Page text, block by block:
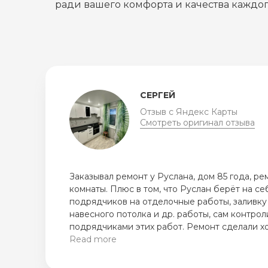
ради вашего комфорта и качества
ЛИДИЯ
Отзыв с Яндекс Карты
Смотреть оригинал отзыва
Хотим поблагодарить компанию
Руслана и его бригаду, которые у нас
ремонтировали старую квартиру.
оперативно. И сроками и результатом мы
очень аккуратно, старательные ребята,
Нечасто встретишь такое отношение к
Read more